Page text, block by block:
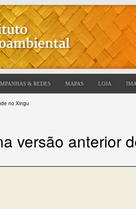
& REDES MAPAS LOJA
no Xingu
versão anterior